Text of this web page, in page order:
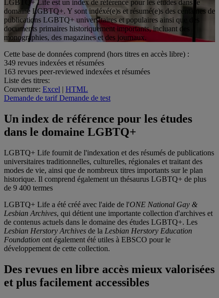
LGBTQ+ Life est un index de référence pour les études dans le
domaine LGBTQ+. Y sont indéxé(e)s et résumé(e)s des centaines de
publications LGBTQ+ universitaires et populaires ainsi que des
documents primaires historiquement importants, incluant des
monographies, des magazines et des journaux.
Cette base de données comprend (hors titres en accès libre) :
349 revues indexées et résumées
163 revues peer-reviewed indexées et résumées
Liste des titres:
Couverture: Excel | HTML
Demande de tarif Demande de test
Un index de référence pour les études
dans le domaine LGBTQ+
LGBTQ+ Life fournit de l'indexation et des résumés de publications
universitaires traditionnelles, culturelles, régionales et traitant des
modes de vie, ainsi que de nombreux titres importants sur le plan
historique. Il comprend également un thésaurus LGBTQ+ de plus
de 9 400 termes
LGBTQ+ Life a été créé avec l'aide de l'ONE National Gay &
Lesbian Archives, qui détient une importante collection d'archives et
de contenus actuels dans le domaine des études LGBTQ+. Les
Lesbian Herstory Archives de la Lesbian Herstory Education
Foundation ont également été utiles à EBSCO pour le
développement de cette collection.
Des revues en libre accès mieux valorisées
et plus facilement accessibles